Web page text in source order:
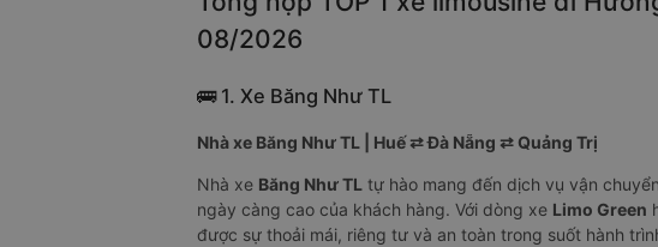
08/2026
🚌 1. Xe Băng Như TL
Nhà xe Băng Như TL | Huế ⇄ Đà Nẵng ⇄ Quảng Trị
Nhà xe Băng Như TL tự hào mang đến dịch vụ vận
ngày càng cao của khách hàng. Với dòng xe Limo Green
được sự thoải mái, riêng tư và an toàn trong suốt hành